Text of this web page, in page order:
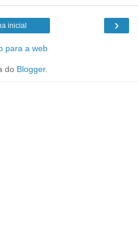
›
inicial
para a web
do Blogger.